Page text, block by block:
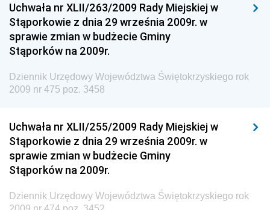
Dziennik Urzędowy Ministra Rodziny i Polityki
Społecznej
Dziennik Urzędowy Komendy Głównej Straży
Granicznej
Dziennik Urzędowy Głównego Inspektoratu Transportu
Drogowego
Dziennik Urzędowy Komendy Głównej Policji
Dziennik Urzędowy Ministra Pracy i Polityki
Społecznej
Dziennik Urzędowy Ministra Transportu, Budownictwa
i Gospodarki Morskiej
Uchwała nr XLII/263/2009 Rady Miejskiej w
Stąporkowie z dnia 29 września 2009r. w
sprawie zmian w budżecie Gminy
Stąporków na 2009r.
Dziennik Urzędowy Województwa Świętokrzyskiego rok
2009 nr 475 poz. 3458
Uchwała nr XLII/255/2009 Rady Miejskiej w
Stąporkowie z dnia 29 września 2009r. w
sprawie zmian w budżecie Gminy
Stąporków na 2009r.
Dziennik Urzędowy Województwa Świętokrzyskiego rok